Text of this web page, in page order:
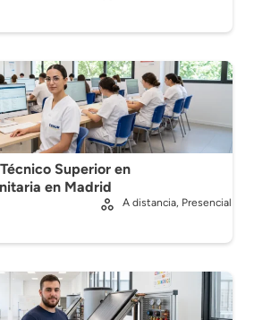
Superior en
en Madrid
A distancia, Presencial